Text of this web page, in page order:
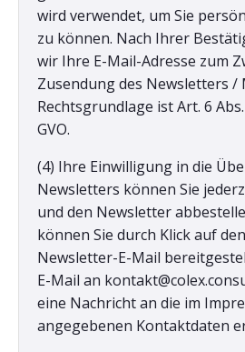
wird verwendet, um Sie
zu können. Nach Ihrer
wir Ihre E-Mail-Adresse zum
Zusendung des Newsletters /
Rechtsgrundlage ist Art. 6 Abs.
GVO.
(4) Ihre Einwilligung in die
Newsletters können Sie
und den Newsletter
können Sie durch Klick auf
Newsletter-E-Mail
E-Mail an
eine Nachricht an die im
angegebenen Kontaktdaten